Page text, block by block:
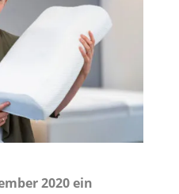
2020 ein